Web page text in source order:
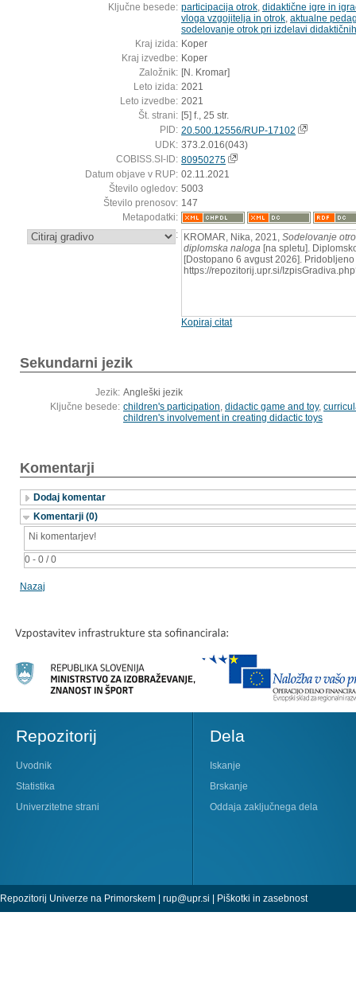
Ključne besede: participacija otrok didaktične igre in
vloga vzgojitelja in otrok aktualne
sodelovanje otrok pri izdelavi
Kraj izida: Koper
Kraj izvedbe: Koper
Založnik: [N. Kromar]
Leto izida: 2021
Leto izvedbe: 2021
Št. strani: [5] f., 25 str.
PID: 20.500.12556/RUP-17102
UDK: 373.2.016(043)
COBISS.SI-ID: 80950275
Datum objave v RUP: 02.11.2021
Število ogledov: 5003
Število prenosov: 147
Metapodatki:
: KROMAR, Nika, 2021, Sodelovanje
diplomska naloga [na spletu].
[Dostopano 6 avgust 2026]. Pridobljeno
https://repozitorij.upr.si/
Kopiraj citat
Sekundarni jezik
Jezik: Angleški jezik
Ključne besede: children's participation, didactic game and toy,
children's involvement in creating didactic toys
Komentarji
Dodaj komentar
Komentarji (0)
0 - 0 / 0
Ni komentarjev!
Nazaj
Repozitorij
Uvodnik
Statistika
Univerzitetne strani
Dela
Iskanje
Brskanje
Oddaja zaključnega dela
Repozitorij Univerze na Primorskem | rup@upr.si Piškotki in zasebnost